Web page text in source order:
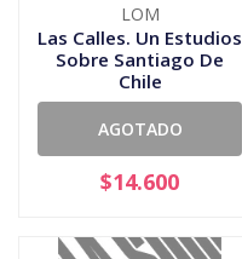
LOM
Las Calles. Un Estudios
Sobre Santiago De
Chile
AGOTADO
$14.600